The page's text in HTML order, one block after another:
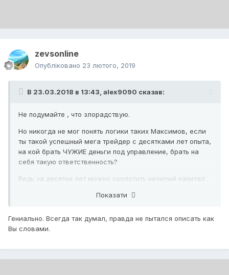
zevsonline
Опубліковано 23 лютого, 2019
В 23.03.2018 в 13:43, alex9090 сказав:
Не подумайте , что злорадствую.
Но никогда не мог понять логики таких Максимов, если
ты такой успешный мега трейдер с десятками лет опыта,
на кой брать ЧУЖИЕ деньги под управление, брать на
себя такую ответственность?
Ведь за десятки лет можно сколотить нехилый капитал ,
ЗАЧЕМ брать чужие деньги , если можно торговать
своими?
Если прокатит, зафиксим профит.
Показати
Гениально. Всегда так думал, правда не пытался описать как
Вы словами.